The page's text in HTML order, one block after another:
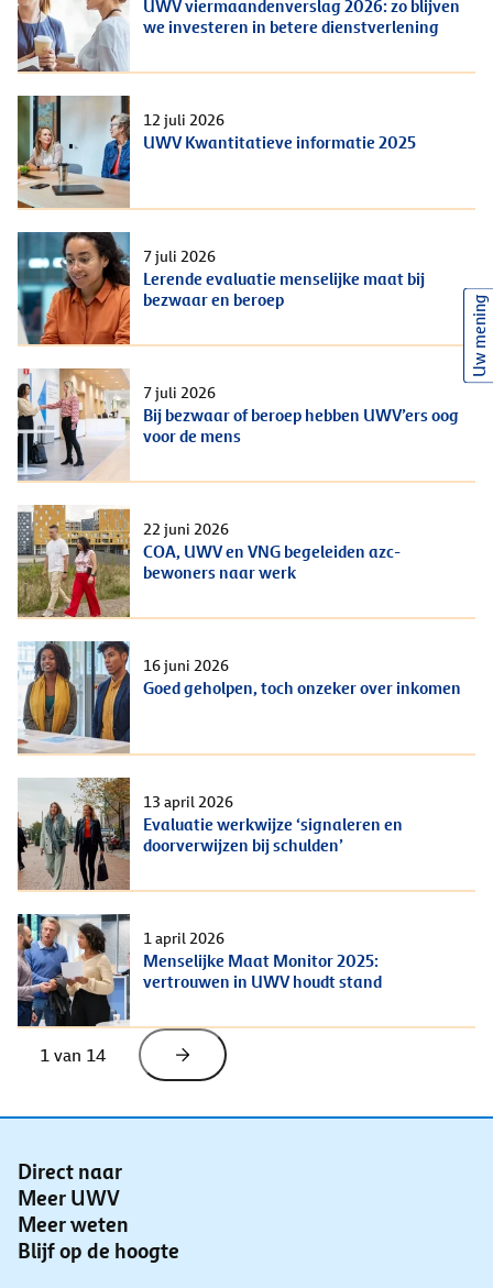
UWV viermaandenverslag 2026: zo blijven
we investeren in betere dienstverlening
12 juli 2026
UWV Kwantitatieve informatie 2025
7 juli 2026
Lerende evaluatie menselijke maat bij
bezwaar en beroep
7 juli 2026
Bij bezwaar of beroep hebben UWV’ers oog
voor de mens
22 juni 2026
COA, UWV en VNG begeleiden azc-
bewoners naar werk
16 juni 2026
Goed geholpen, toch onzeker over inkomen
13 april 2026
Evaluatie werkwijze ‘signaleren en
doorverwijzen bij schulden’
1 april 2026
Menselijke Maat Monitor 2025:
vertrouwen in UWV houdt stand
1 van 14
Direct naar
Meer UWV
Meer weten
Blijf op de hoogte
Uw mening